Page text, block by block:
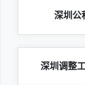
深圳公
深圳调整